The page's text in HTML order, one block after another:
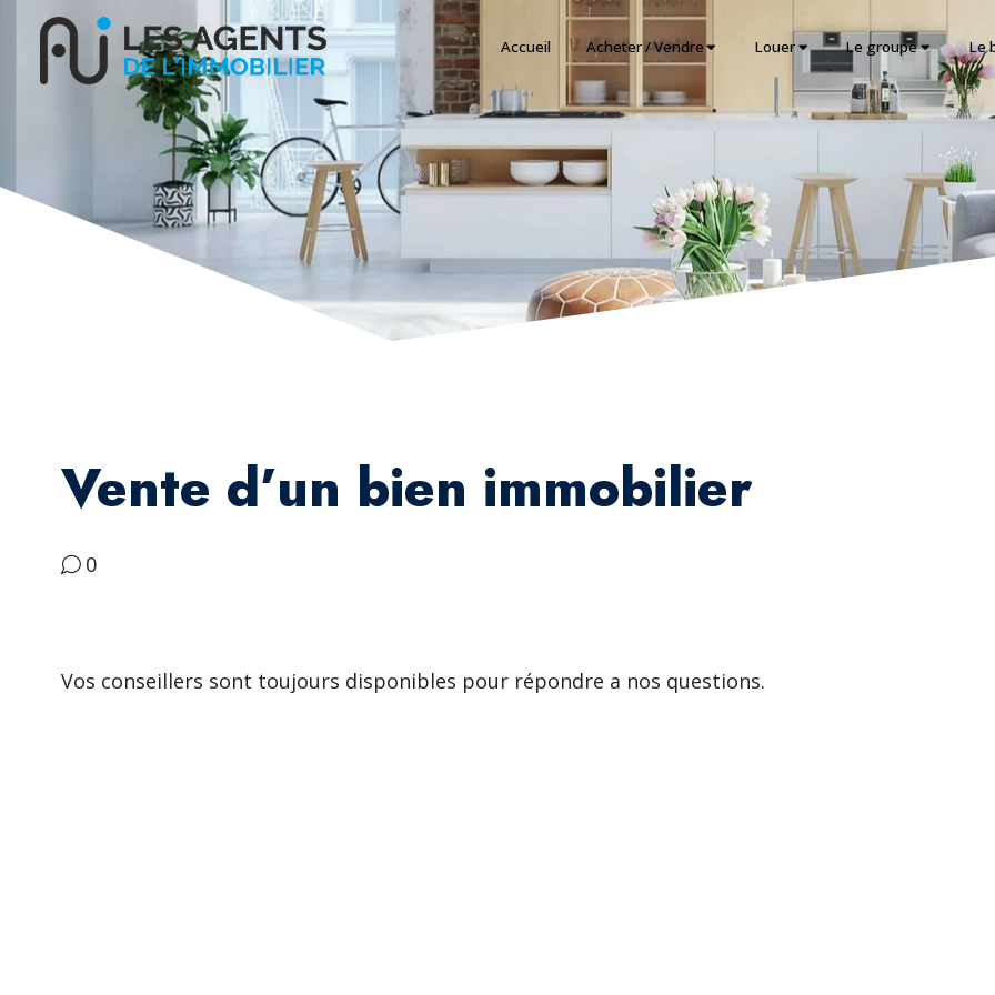
Accueil Acheter / Vendre Louer Le groupe Le
Vente d’un bien immobilier
0
Vos conseillers sont toujours disponibles pour répondre a nos questions.